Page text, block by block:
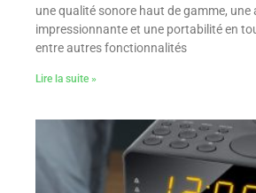
une qualité sonore haut de gamme, une
impressionnante et une portabilité en
entre autres fonctionnalités
Lire la suite »